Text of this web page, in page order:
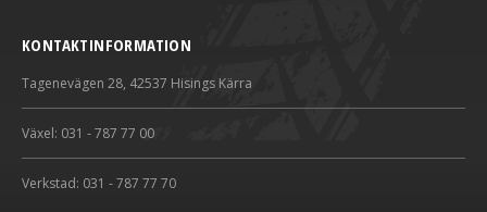
KONTAKTINFORMATION
Tagenevägen 28, 42537 Hisings Kärra
Växel: 031 - 787 77 00
Verkstad: 031 - 787 77 70